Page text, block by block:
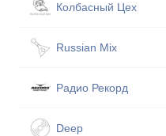
Кол­бас­ный Цех
Russian Mix
Радио Рекорд
Deep